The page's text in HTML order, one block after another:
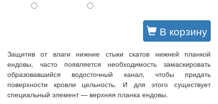
В корзину
Защитив от влаги нижние стыки скатов нижней планкой
ендовы, часто появляется необходимость замаскировать
образовавшийся водосточный канал, чтобы придать
поверхности кровли цельность. И для этого существует
специальный элемент — верхняя планка ендовы.